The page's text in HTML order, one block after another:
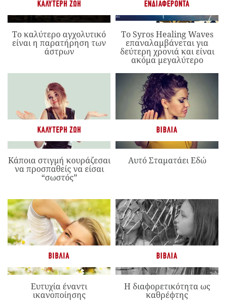
ΚΑΛΎΤΕΡΗ ΖΩΉ
Το καλύτερο αγχολυτικό
είναι η παρατήρηση των
άστρων
ΕΝΔΙΑΦΈΡΟΝΤΑ
Το Syros Healing Waves
επαναλαμβάνεται για
δεύτερη χρονιά και είναι
ακόμα μεγαλύτερο
ΚΑΛΎΤΕΡΗ ΖΩΉ
Κάποια στιγμή κουράζεσαι
να προσπαθείς να είσαι
“σωστός”
ΒΙΒΛΊΑ
Αυτό Σταματάει Εδώ
ΒΙΒΛΊΑ
Ευτυχία έναντι
ικανοποίησης
ΒΙΒΛΊΑ
Η διαφορετικότητα ως
καθρέφτης